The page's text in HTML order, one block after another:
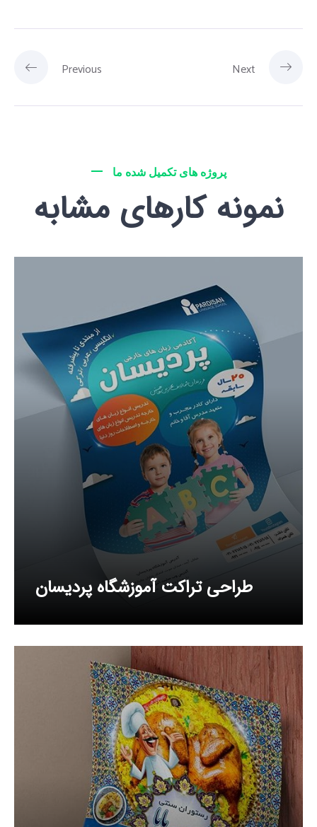
Previous Next
پروژه های تکمیل شده ما
نمونه کارهای مشابه
طراحی تراکت آموزشگاه پردیسان